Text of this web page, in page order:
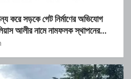
করে সড়কে গেট নির্মাণের অভিযোগ
আলীর নামে নামফলক স্থাপনের